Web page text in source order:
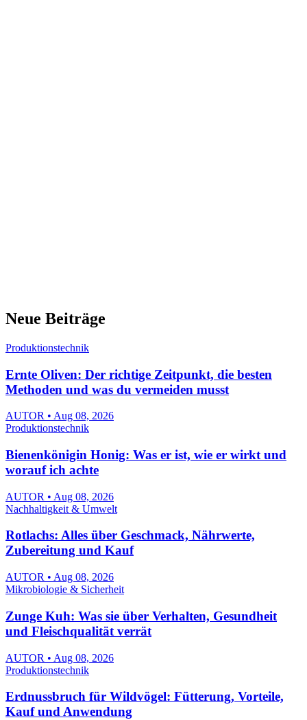
Neue Beiträge
Produktionstechnik
Ernte Oliven: Der richtige Zeitpunkt, die besten
Methoden und was du vermeiden musst
AUTOR • Aug 08, 2026
Produktionstechnik
Bienenkönigin Honig: Was er ist, wie er wirkt und
worauf ich achte
AUTOR • Aug 08, 2026
Nachhaltigkeit & Umwelt
Rotlachs: Alles über Geschmack, Nährwerte,
Zubereitung und Kauf
AUTOR • Aug 08, 2026
Mikrobiologie & Sicherheit
Zunge Kuh: Was sie über Verhalten, Gesundheit
und Fleischqualität verrät
AUTOR • Aug 08, 2026
Produktionstechnik
Erdnussbruch für Wildvögel: Fütterung, Vorteile,
Kauf und Anwendung